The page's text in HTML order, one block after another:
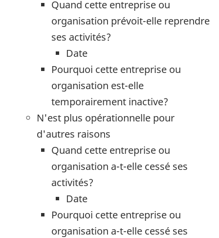
Quand cette entreprise ou
organisation prévoit-elle reprendre
ses activités?
Date
Pourquoi cette entreprise ou
organisation est-elle
temporairement inactive?
N'est plus opérationnelle pour
d'autres raisons
Quand cette entreprise ou
organisation a-t-elle cessé ses
activités?
Date
Pourquoi cette entreprise ou
organisation a-t-elle cessé ses